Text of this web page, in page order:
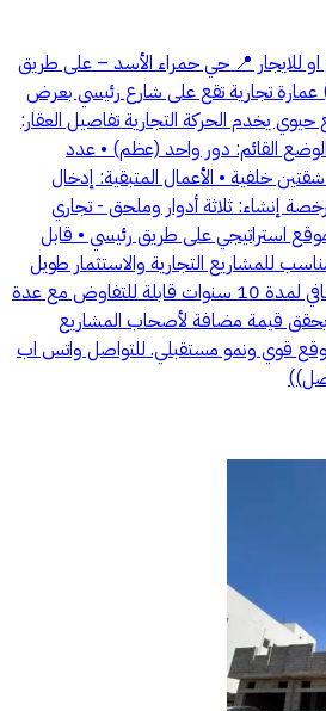
او للايجار 📍 حي حمراء الأسد – على طريق
عمارة تجارية تقع على شارع رئيسي بعرض
حيوي يخدم الحركة التجارية تفاصيل العقار:
الأرض: 516 م² • الوضع القائم: دور واحد (عظم) • عدد
- شقتين خلفية • الأعمال المتبقية: إدخال
إنشاء: ثلاثة أدوار وملحق - تجاري
استراتيجي على طريق رئيسي • قابل
للمشاريع التجارية والاستثمار طويل
الأجل المطلوب 800 الف صافي لمدة 10 سنوات قابلة للتفاوض مع عدة
قيمة مضافة لأصحاب المشاريع
قوي ونمو مستقبلي. للتواصل واتس اب